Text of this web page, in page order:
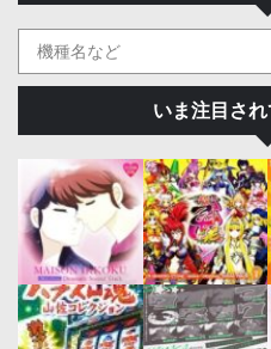
いま注目さ